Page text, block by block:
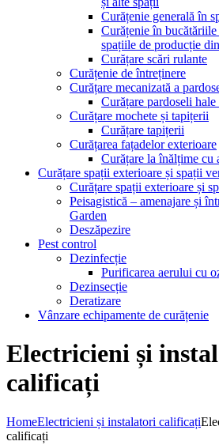
Curățenie generală în
Curățenie în
spațiile de producție
Curățare scări rulante
Curățenie de întreținere
Curățare mecanizată a
Curățare pardoseli
Curățare mochete și tapițerii
Curățare tapițerii
Curățarea fațadelor exterioare
Curățare la înălțime
Curățare spații exterioare și spații
Curățare spații exterioare și
Peisagistică – amenajare și
Garden
Deszăpezire
Pest control
Dezinfecție
Purificarea aerului cu
Dezinsecție
Deratizare
Vânzare echipamente de curățenie
Electricieni și
calificați
HomeElectricieni și instalatori calificați
calificați